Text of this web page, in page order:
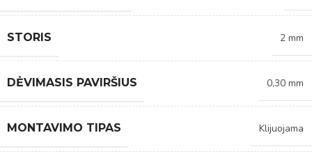
STORIS 2 mm
DĖVIMASIS PAVIRŠIUS 0,30 mm
MONTAVIMO TIPAS Klijuojama